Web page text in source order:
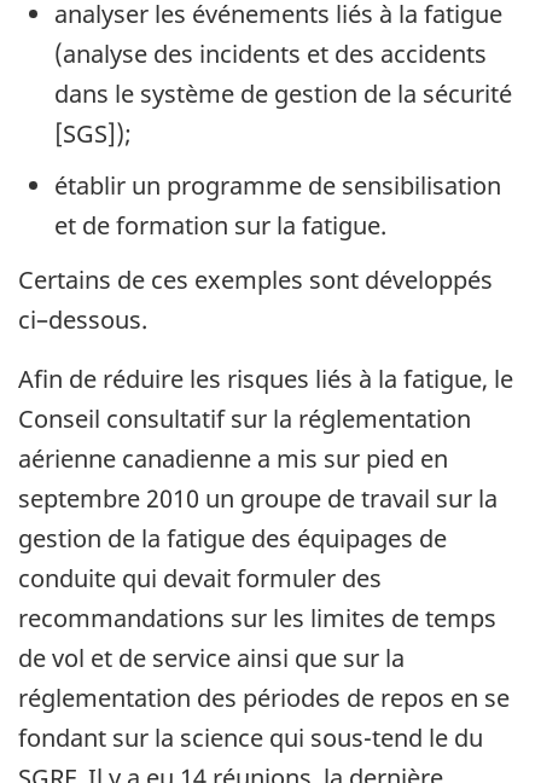
analyser les événements liés à la fatigue
(analyse des incidents et des accidents
dans le système de gestion de la sécurité
[SGS]);
établir un programme de sensibilisation
et de formation sur la fatigue.
Certains de ces exemples sont développés
ci–dessous.
Afin de réduire les risques liés à la fatigue, le
Conseil consultatif sur la réglementation
aérienne canadienne a mis sur pied en
septembre 2010 un groupe de travail sur la
gestion de la fatigue des équipages de
conduite qui devait formuler des
recommandations sur les limites de temps
de vol et de service ainsi que sur la
réglementation des périodes de repos en se
fondant sur la science qui sous-tend le du